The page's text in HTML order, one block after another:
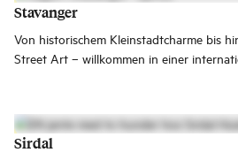
Stavanger
Von historischem Kleinstadtcharme bis
Street Art – willkommen in einer
Nähe zu wunderschönen
Sirdal